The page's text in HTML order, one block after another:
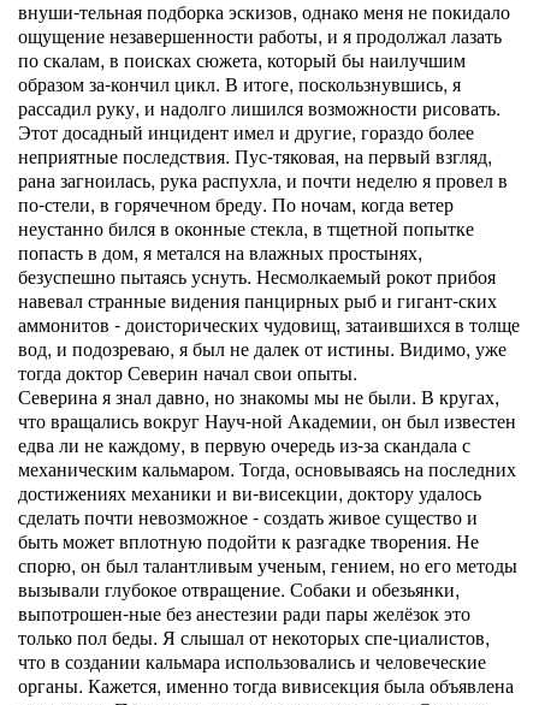
внуши-тельная подборка эскизов, однако меня не покидало
ощущение незавершенности работы, и я продолжал лазать
по скалам, в поисках сюжета, который бы наилучшим
образом за-кончил цикл. В итоге, поскользнувшись, я
рассадил руку, и надолго лишился возможности рисовать.
Этот досадный инцидент имел и другие, гораздо более
неприятные последствия. Пус-тяковая, на первый взгляд,
рана загноилась, рука распухла, и почти неделю я провел в
по-стели, в горячечном бреду. По ночам, когда ветер
неустанно бился в оконные стекла, в тщетной попытке
попасть в дом, я метался на влажных простынях,
безуспешно пытаясь уснуть. Несмолкаемый рокот прибоя
навевал странные видения панцирных рыб и гигант-ских
аммонитов - доисторических чудовищ, затаившихся в толще
вод, и подозреваю, я был не далек от истины. Видимо, уже
тогда доктор Северин начал свои опыты.
Северина я знал давно, но знакомы мы не были. В кругах,
что вращались вокруг Науч-ной Академии, он был известен
едва ли не каждому, в первую очередь из-за скандала с
механическим кальмаром. Тогда, основываясь на последних
достижениях механики и ви-висекции, доктору удалось
сделать почти невозможное - создать живое существо и
быть может вплотную подойти к разгадке творения. Не
спорю, он был талантливым ученым, гением, но его методы
вызывали глубокое отвращение. Собаки и обезьянки,
выпотрошен-ные без анестезии ради пары желёзок это
только пол беды. Я слышал от некоторых спе-циалистов,
что в создании кальмара использовались и человеческие
органы. Кажется, именно тогда вивисекция была объявлена